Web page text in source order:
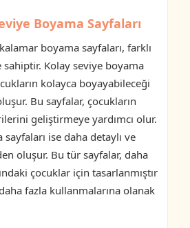
Boyama Sayfaları
boyama sayfaları, farklı
Kolay seviye boyama
kolayca boyayabileceği
Bu sayfalar, çocukların
geliştirmeye yardımcı olur.
ise daha detaylı ve
oluşur. Bu tür sayfalar, daha
çocuklar için tasarlanmıştır
daha fazla kullanmalarına olanak